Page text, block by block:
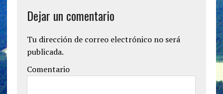
Dejar un comentario
Tu dirección de correo electrónico no será
publicada.
Comentario